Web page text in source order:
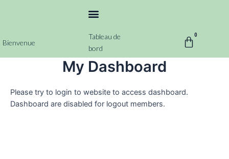
Bienvenue
Tableau de
bord
0
My Dashboard
Please try to login to website to access dashboard.
Dashboard are disabled for logout members.